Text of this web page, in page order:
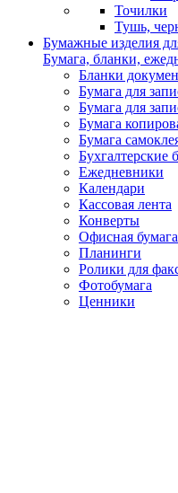
Точилки
Тушь,
Бумажные изделия
Бумага, бланки,
Бланки
Бумага для
Бумага для
Бумага
Бумага
Бухгалтерские
Ежедневники
Календари
Кассовая лента
Конверты
Офисная бумага
Планинги
Ролики для
Фотобумага
Ценники